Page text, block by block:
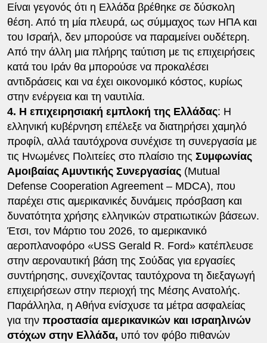
Είναι γεγονός ότι η Ελλάδα βρέθηκε σε δύσκολη
θέση. Από τη μία πλευρά, ως σύμμαχος των ΗΠΑ και
του Ισραήλ, δεν μπορούσε να παραμείνει ουδέτερη.
Από την άλλη μια πλήρης ταύτιση με τις επιχειρήσεις
κατά του Ιράν θα μπορούσε να προκαλέσει
αντιδράσεις και να έχει οικονομικό κόστος, κυρίως
στην ενέργεια και τη ναυτιλία.
4. Η επιχειρησιακή εμπλοκή της Ελλάδας: Η
ελληνική κυβέρνηση επέλεξε να διατηρήσει χαμηλό
προφίλ, αλλά ταυτόχρονα συνέχισε τη συνεργασία με
τις Ηνωμένες Πολιτείες στο πλαίσιο της Συμφωνίας
Αμοιβαίας Αμυντικής Συνεργασίας (Mutual
Defense Cooperation Agreement – MDCA), που
παρέχει στις αμερικανικές δυνάμεις πρόσβαση και
δυνατότητα χρήσης ελληνικών στρατιωτικών βάσεων.
Έτσι, τον Μάρτιο του 2026, το αμερικανικό
αεροπλανοφόρο «USS Gerald R. Ford» κατέπλευσε
στην αεροναυτική βάση της Σούδας για εργασίες
συντήρησης, συνεχίζοντας ταυτόχρονα τη διεξαγωγή
επιχειρήσεων στην περιοχή της Μέσης Ανατολής.
Παράλληλα, η Αθήνα ενίσχυσε τα μέτρα ασφαλείας
για τηνπροστασία αμερικανικών και ισραηλινών
στόχων στην Ελλάδα, υπό τον φόβο πιθανών